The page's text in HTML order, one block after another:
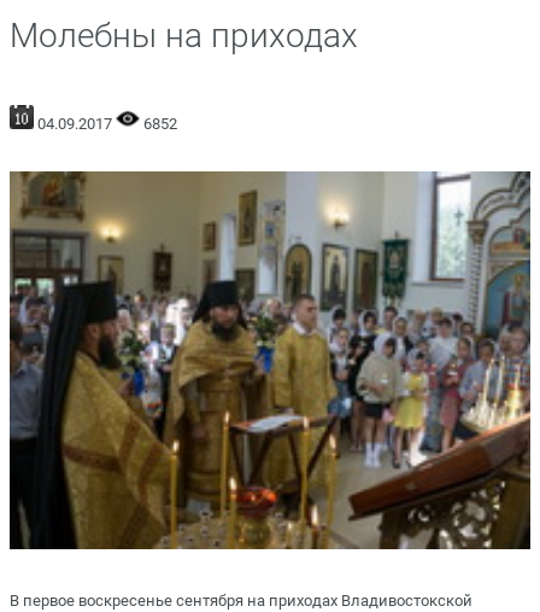
Молебны на приходах
04.09.2017 6852
В первое воскресенье сентября на приходах Владивостокской